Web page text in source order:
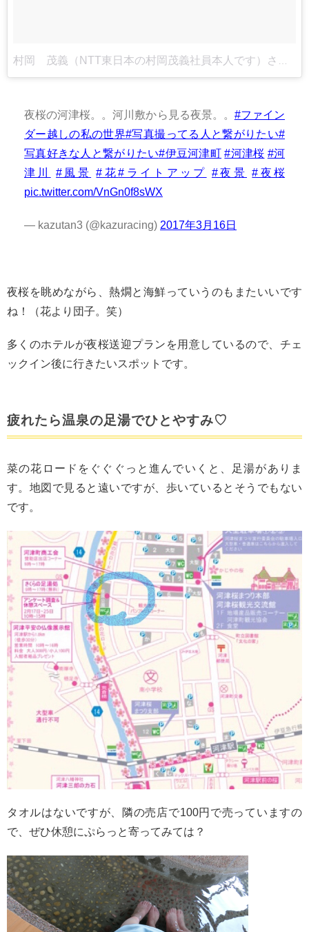
村岡 茂義（NTT東日本の村岡茂義社員本人です）さん(@muraoka_shigeyoshi)がシェアした投稿
夜桜の河津桜。。河川敷から見る夜景。。 #ファイン
ダー越しの私の世界#写真撮ってる人と繋がりたい#
写真好きな人と繋がりたい#伊豆河津町 #河津桜 #河
津川
#風景 #花#ライトアップ #夜景
#夜桜
pic.twitter.com/VnGn0f8sWX
— kazutan3 (@kazuracing) 2017年3月16日
夜桜を眺めながら、熱燗と海鮮っていうのもまたいいです
ね！（花より団子。笑）
多くのホテルが夜桜送迎プランを用意しているので、チェ
ックイン後に行きたいスポットです。
疲れたら温泉の足湯でひとやすみ♡
菜の花ロードをぐぐぐっと進んでいくと、足湯がありま
す。地図で見ると遠いですが、歩いているとそうでもない
です。
タオルはないですが、隣の売店で100円で売っていますの
で、ぜひ休憩にぷらっと寄ってみては？